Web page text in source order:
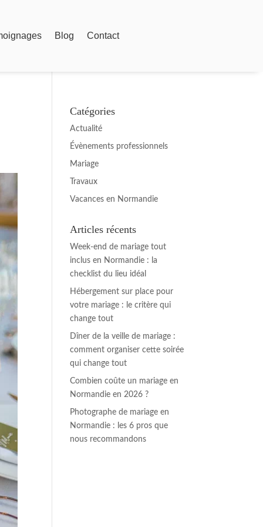
Blog Contact
Catégories
Actualité
Évènements professionnels
Mariage
Travaux
Vacances en Normandie
Articles récents
Week-end de mariage tout
inclus en Normandie : la
checklist du lieu idéal
Hébergement sur place pour
votre mariage : le critère qui
change tout
Dîner de la veille de mariage :
comment organiser cette soirée
qui change tout
Combien coûte un mariage en
Normandie en 2026 ?
Photographe de mariage en
Normandie : les 6 pros que
nous recommandons